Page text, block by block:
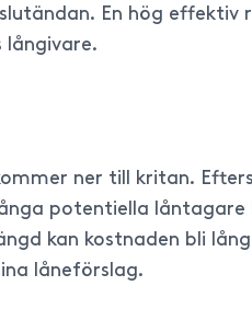
En hög effektiv
långivare.
ner till kritan.
potentiella låntagare
kan kostnaden bli
låneförslag.